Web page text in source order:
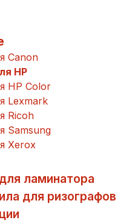
Canon
HP
HP Color
Lexmark
Ricoh
Samsung
Xerox
ламинатора
для ризографов